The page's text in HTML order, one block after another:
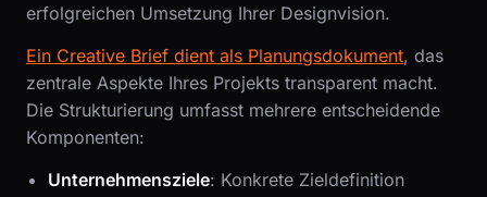
erfolgreichen Umsetzung Ihrer Designvision.
Ein Creative Brief dient als Planungsdokument, das
zentrale Aspekte Ihres Projekts transparent macht.
Die Strukturierung umfasst mehrere entscheidende
Komponenten:
Unternehmensziele: Konkrete Zieldefinition